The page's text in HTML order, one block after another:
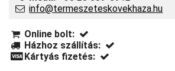
info@termeszeteskovekhaza.hu
Online bolt:
Házhoz szállítás:
Kártyás fizetés: